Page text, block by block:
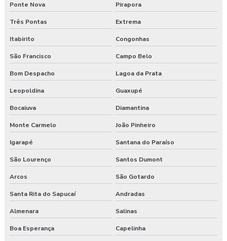
Laudo ergonômico motorista caminhão
Laudo ergonômico nr17
Laudo ergonômico pgr
Laudo ergonômico preço
Laudo esocial
Laudo pgr esocial
Laudo sst esocial
Laudo técnico ergonômico
Nr 31 treinamento máquinas agrícolas
Orçamento laudo ergonômico
Ponte Nova Pirapora
Três Pontas Extrema
Itabirito Congonhas
São Francisco Campo Belo
Bom Despacho Lagoa da Prata
Leopoldina Guaxupé
Bocaiuva Diamantina
Monte Carmelo João Pinheiro
Igarapé Santana do Paraíso
São Lourenço Santos Dumont
Arcos São Gotardo
Santa Rita do Sapucaí Andradas
Almenara Salinas
Boa Esperança Capelinha